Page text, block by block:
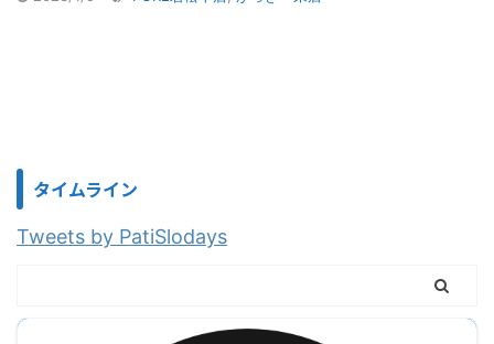
タイムライン
Tweets by PatiSlodays